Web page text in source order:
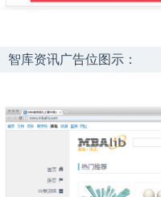
智库资讯广告位图示：